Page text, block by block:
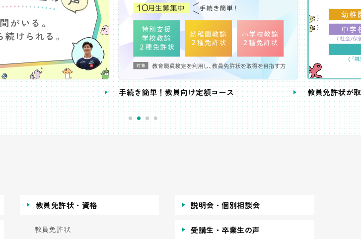
手続き簡単！教員向け定額コース 教員免許状が
教員免許状・資格
教員免許状
説明会・個別相談会
受講生・卒業生の声